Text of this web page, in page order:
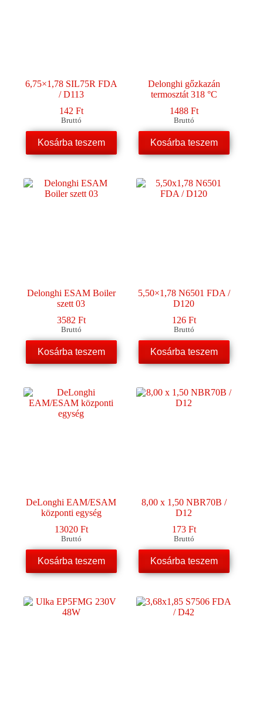
6,75×1,78 SIL75R FDA
/ D113
142 Ft
Bruttó
Kosárba teszem
Delonghi gőzkazán
termosztát 318 °C
1488 Ft
Bruttó
Kosárba teszem
Delonghi ESAM Boiler
szett 03
3582 Ft
Bruttó
Kosárba teszem
5,50×1,78 N6501 FDA /
D120
126 Ft
Bruttó
Kosárba teszem
DeLonghi EAM/ESAM
központi egység
13020 Ft
Bruttó
Kosárba teszem
8,00 x 1,50 NBR70B /
D12
173 Ft
Bruttó
Kosárba teszem